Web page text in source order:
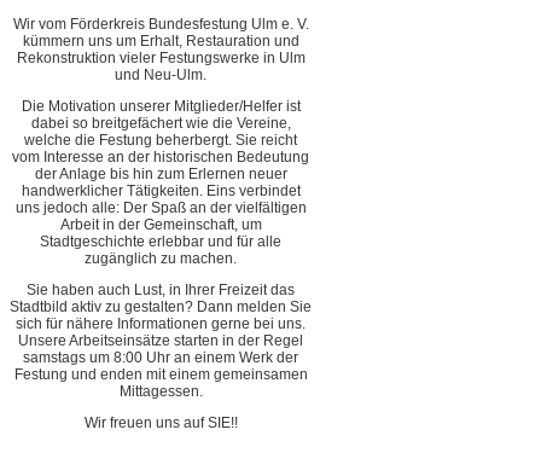
Wir vom Förderkreis Bundesfestung Ulm e. V.
kümmern uns um Erhalt, Restauration und
Rekonstruktion vieler Festungswerke in Ulm
und Neu-Ulm.
Die Motivation unserer Mitglieder/Helfer ist
dabei so breitgefächert wie die Vereine,
welche die Festung beherbergt. Sie reicht
vom Interesse an der historischen Bedeutung
der Anlage bis hin zum Erlernen neuer
handwerklicher Tätigkeiten. Eins verbindet
uns jedoch alle: Der Spaß an der vielfältigen
Arbeit in der Gemeinschaft, um
Stadtgeschichte erlebbar und für alle
zugänglich zu machen.
Sie haben auch Lust, in Ihrer Freizeit das
Stadtbild aktiv zu gestalten? Dann melden Sie
sich für nähere Informationen gerne bei uns.
Unsere Arbeitseinsätze starten in der Regel
samstags um 8:00 Uhr an einem Werk der
Festung und enden mit einem gemeinsamen
Mittagessen.
Wir freuen uns auf SIE!!